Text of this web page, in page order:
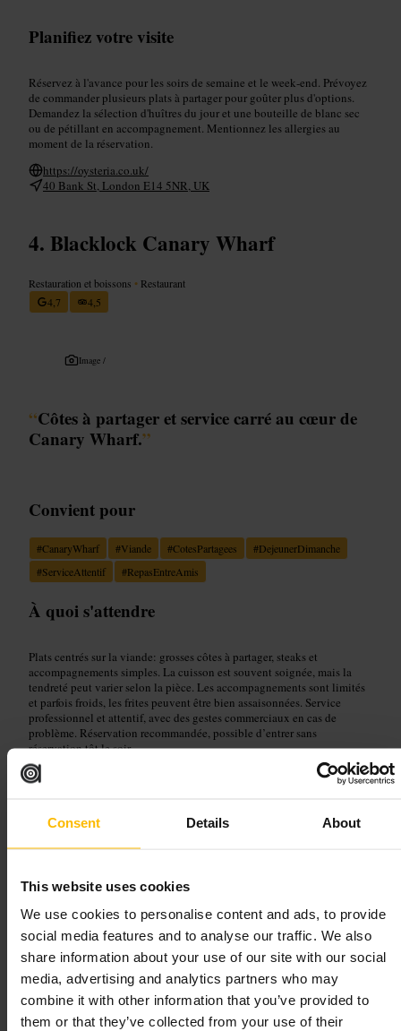
Consent Details About
This website uses cookies
We use cookies to personalise content and ads, to provide
social media features and to analyse our traffic. We also
share information about your use of our site with our social
media, advertising and analytics partners who may
combine it with other information that you’ve provided to
them or that they’ve collected from your use of their
Planifiez votre visite
Réservez à l'avance pour les soirs de semaine et le week‑end. Prévoyez
de commander plusieurs plats à partager pour goûter plus d'options.
Demandez la sélection d'huîtres du jour et une bouteille de blanc sec
ou de pétillant en accompagnement. Mentionnez les allergies au
moment de la réservation.
https://oysteria.co.uk/
40 Bank St, London E14 5NR, UK
Blacklock Canary Wharf
Restauration et boissons • Restaurant
4,7
4,5
Image /
“Côtes à partager et service carré au cœur de
Canary Wharf.”
Convient pour
#CanaryWharf #Viande #CotesPartagees #DejeunerDimanche
#ServiceAttentif #RepasEntreAmis
À quoi s'attendre
Plats centrés sur la viande: grosses côtes à partager, steaks et
accompagnements simples. La cuisson est souvent soignée, mais la
tendreté peut varier selon la pièce. Les accompagnements sont limités
et parfois froids, les frites peuvent être bien assaisonnées. Service
professionnel et attentif, avec des gestes commerciaux en cas de
problème. Réservation recommandée, possible d’entrer sans
réservation tôt le soir.
champignons sans toast). Pour un anniversaire ou une occasion,
https://theblacklock.com/restaurants/canary-wharf/?utm_source=G
MB&utm_medium=website%20click&utm_campaign=SDM&utm_
id=GMB
5 Frobisher Psge, London E14 4EE, UK